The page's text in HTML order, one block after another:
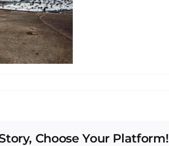
Choose Your Platform!